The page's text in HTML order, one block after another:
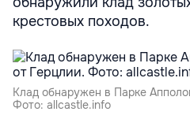
крестовых походов.
Клад обнаружен в Парке
Фото: allcastle.info